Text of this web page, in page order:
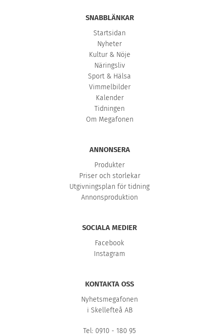
SNABBLÄNKAR
Startsidan
Nyheter
Kultur & Nöje
Näringsliv
Sport & Hälsa
Vimmelbilder
Kalender
Tidningen
Om Megafonen
ANNONSERA
Produkter
Priser och storlekar
Utgivningsplan för tidning
Annonsproduktion
SOCIALA MEDIER
Facebook
Instagram
KONTAKTA OSS
Nyhetsmegafonen
i Skellefteå AB
Tel: 0910 - 180 95